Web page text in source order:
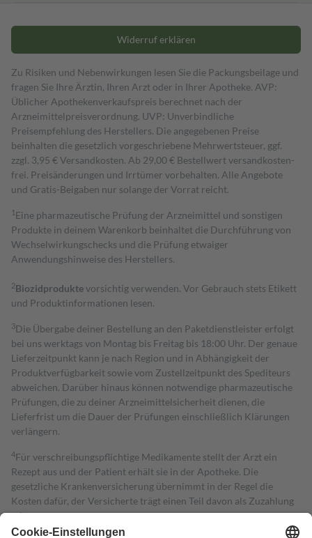
Widerruf erklären
Zu Risiken und Nebenwirkungen lesen Sie die Packungsbeilage und
fragen Sie Ihre Ärztin, Ihren Arzt oder in Ihrer Apotheke. AVP:
Üblicher Apothekenverkaufspreis berechnet nach der
Arzneimittelpreisverordnung. UVP: Unverbindliche
Preisempfehlung des Herstellers. Die angegebenen Preise
beinhalten die gesetzlich vorgeschriebene Mehrwertsteuer, ggf.
zzgl. 3,95 € Versandkosten. Ab 29,00 € Bestell­wert versand­kosten­
frei. Preisänderungen und Irrtümer vorbehalten. Alle Angebote
und Gratis-Beigaben nur solange der Vorrat reicht.
1 Eine pharmazeutische Prüfung der Arzneimittel und sonstigen
Produkte in deinem Warenkorb beinhaltet die Durchführung von
Wechselwirkungschecks und die Prüfung etwaiger
Anwendungshinweise des Herstellers.
2Biozidproduktevorsichtig verwenden. Vor Gebrauch stets Etikett
und Produktinformationen lesen.
3Die Übergabe deiner Bestellung an den Paketdienstleister erfolgt
bei uns werktags von Montag bis Freitag bis 18:00 Uhr. Der genaue
Lieferzeitpunkt kann je nach Region und in Abhängigkeit der
Produktverfügbarkeit sowie vom Zustellzeitpunkt des Spediteurs
abweichen. Darüber hinaus können notwendige pharmazeutische
Prüfungen, die zu deiner Arzneimittelsicherheit dienen, die
Lieferfrist um die Dauer der Prüfungen einschließlich Klärungen
verlängern.
4Für verschreibungspflichtige Medikamente stellt der Arzt ein
Rezept aus und der Patient erhält sie in der Apotheke. Die
gesetzliche Krankenversicherung übernimmt in der Regel die
Kosten dafür, der Versicherte trägt einen Teil davon als Zuzahlung
mit.
Grundsätzlich leisten Mitglieder Zuzahlungen in Höhe von zehn